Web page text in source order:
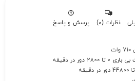
نظرات (0) پرسش و پاسخ
دور در دقیقه